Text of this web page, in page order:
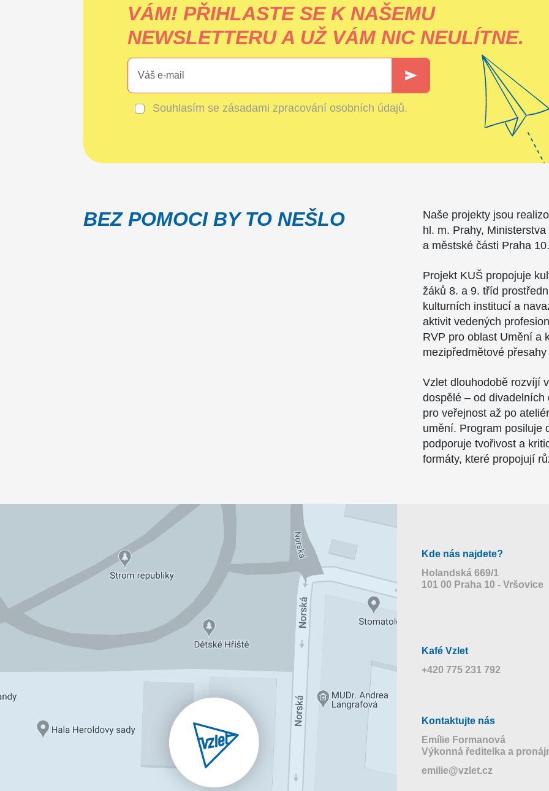
VÁM! PŘIHLASTE SE K NAŠEMU
NEWSLETTERU A UŽ VÁM NIC NEULÍTNE.
Souhlasím se zásadami zpracování osobních údajů.
BEZ POMOCI BY TO NEŠLO
Naše projekty jsou
hl. m. Prahy,
a městské části Praha 10.
Projekt KUŠ propojuje
žáků 8. a 9. tříd
kulturních institucí a
aktivit vedených
RVP pro oblast Umění a
mezipředmětové
Vzlet dlouhodobě rozvíjí
dospělé – od
pro veřejnost až po
umění. Program posiluje
podporuje tvořivost a
formáty, které propojují
Kde nás najdete?
Holandská 669/1
101 00 Praha 10 - Vršovice
Kafé Vzlet
+420 775 231 792
Kontaktujte nás
Emílie Formanová
Výkonná ředitelka a
emilie@vzlet.cz